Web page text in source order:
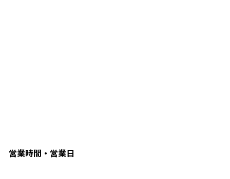
営業時間・営業日